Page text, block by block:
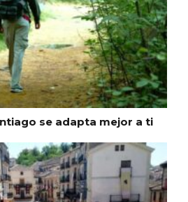
se adapta mejor a ti